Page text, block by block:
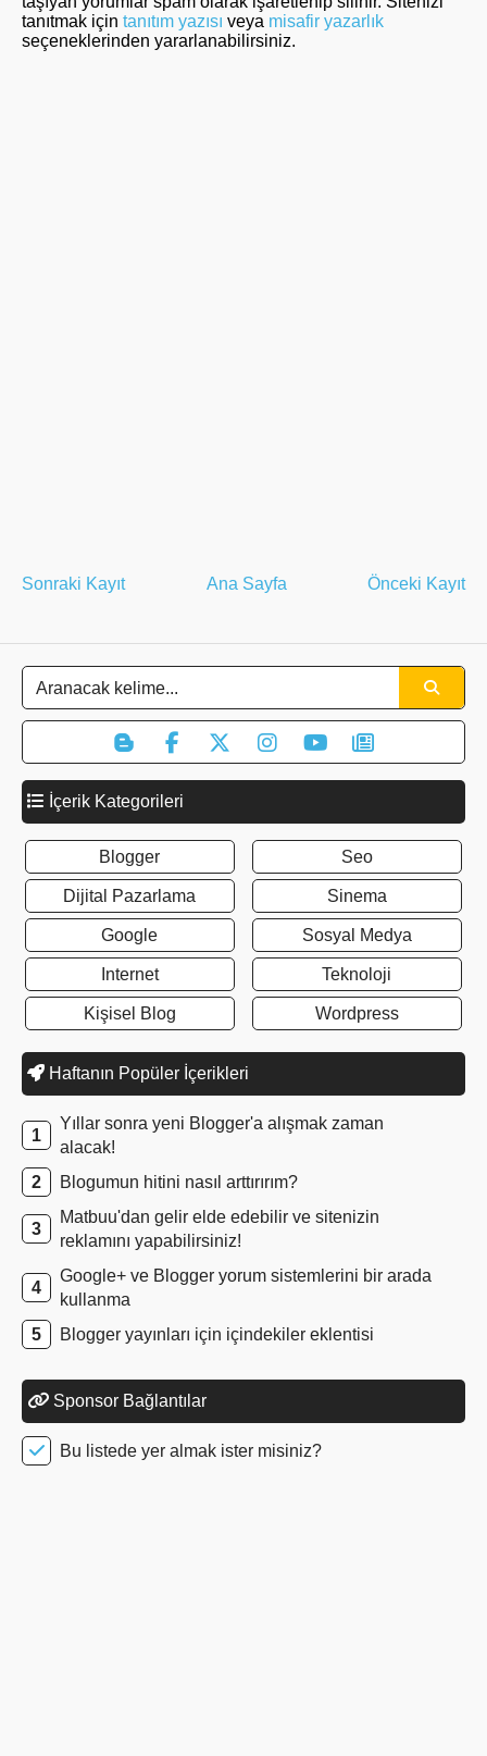
tanıtmak için tanıtım yazısı veya misafir yazarlık
seçeneklerinden yararlanabilirsiniz.
Sonraki Kayıt Önceki Kayıt
Ana Sayfa
İçerik Kategorileri
Blogger
Dijital Pazarlama
Google
Internet
Kişisel Blog
Seo
Sinema
Sosyal Medya
Teknoloji
Wordpress
Haftanın Popüler İçerikleri
Yıllar sonra yeni Blogger'a alışmak zaman
alacak!
Blogumun hitini nasıl arttırırım?
Matbuu'dan gelir elde edebilir ve sitenizin
reklamını yapabilirsiniz!
Google+ ve Blogger yorum sistemlerini bir arada
kullanma
Blogger yayınları için içindekiler eklentisi
Sponsor Bağlantılar
Bu listede yer almak ister misiniz?